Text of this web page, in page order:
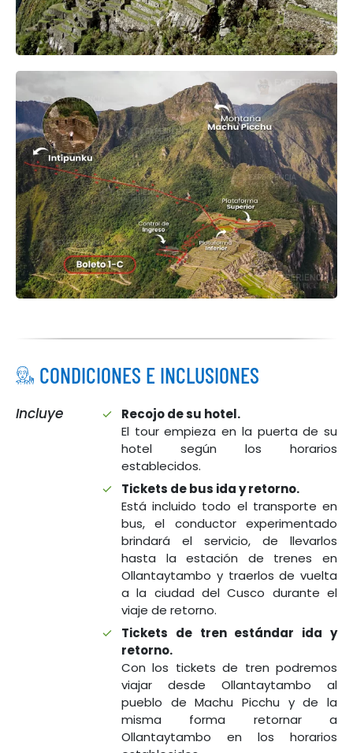
CONDICIONES E INCLUSIONES
Incluye
Recojo de su hotel.
El tour empieza en la puerta de su
hotel según los horarios
establecidos.
Tickets de bus ida y retorno.
Está incluido todo el transporte en
bus, el conductor experimentado
brindará el servicio, de llevarlos
hasta la estación de trenes en
Ollantaytambo y traerlos de vuelta
a la ciudad del Cusco durante el
viaje de retorno.
Tickets de tren estándar ida y
retorno.
Con los tickets de tren podremos
viajar desde Ollantaytambo al
pueblo de Machu Picchu y de la
misma forma retornar a
Ollantaytambo en los horarios